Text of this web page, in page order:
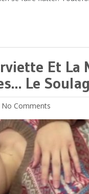
Et La
Le
No Comments